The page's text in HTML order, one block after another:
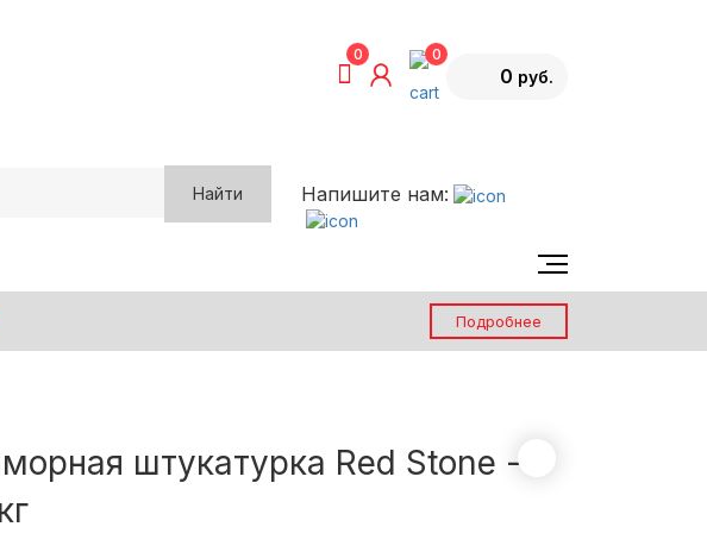
0
0
0
Найти Напишите нам:
Каталог эффектов
О компании
Возврат товара
Блог
Подробнее
штукатурка Red Stone -